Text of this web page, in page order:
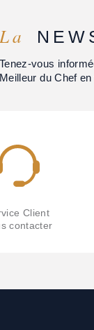
La
Tenez-vous
Meilleur du Chef
Client
contacter